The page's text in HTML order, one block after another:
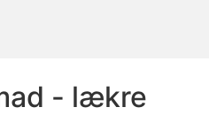
- lækre